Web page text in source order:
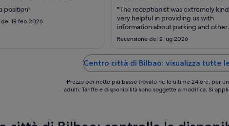
position"
del 19 feb 2026
-
"The receptionist was extremely
very helpful in providing us with
information about parking and other
matters. They looked after our
and car for an hour after check-in
request made in advance). Parking
hotel is subject to a charge but is
convenient – it’s well ..."
Recensione del 2 lug 2026
Centro città di Bilbao: visualizza tutte
Prezzo per notte più basso trovato nelle ultime 24 ore, per
adulti. Tariffe e disponibilità sono soggette a modifica. Si